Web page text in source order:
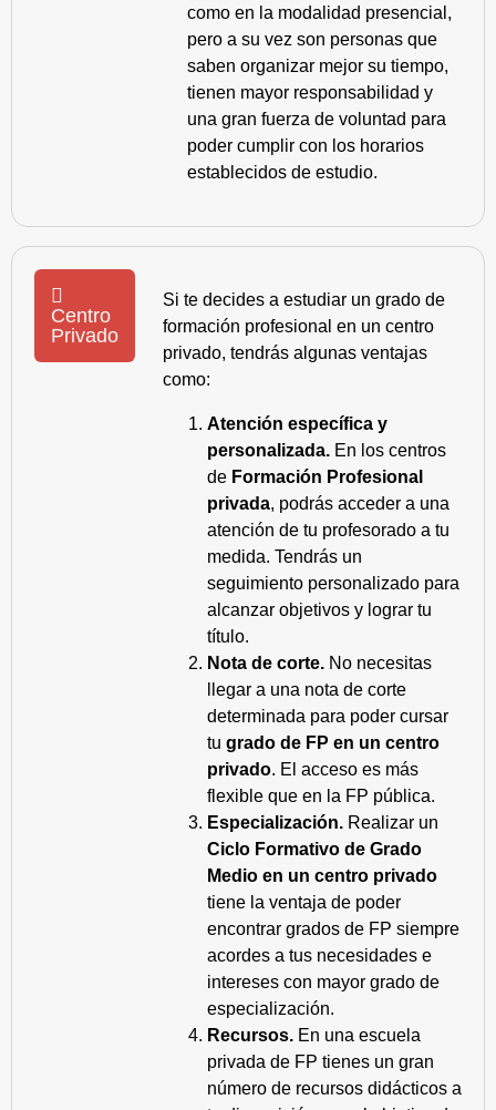
como en la modalidad presencial,
pero a su vez son personas que
saben organizar mejor su tiempo,
tienen mayor responsabilidad y
una gran fuerza de voluntad para
poder cumplir con los horarios
establecidos de estudio.
Centro
Privado
Si te decides a estudiar un grado de
formación profesional en un centro
privado, tendrás algunas ventajas
como:
Atención específica y
personalizada. En los centros
de Formación Profesional
privada, podrás acceder a una
atención de tu profesorado a tu
medida. Tendrás un
seguimiento personalizado para
alcanzar objetivos y lograr tu
título.
Nota de corte. No necesitas
llegar a una nota de corte
determinada para poder cursar
tu grado de FP en un centro
privado. El acceso es más
flexible que en la FP pública.
Especialización. Realizar un
Ciclo Formativo de Grado
Medio en un centro privado
tiene la ventaja de poder
encontrar grados de FP siempre
acordes a tus necesidades e
intereses con mayor grado de
especialización.
Recursos. En una escuela
privada de FP tienes un gran
número de recursos didácticos a